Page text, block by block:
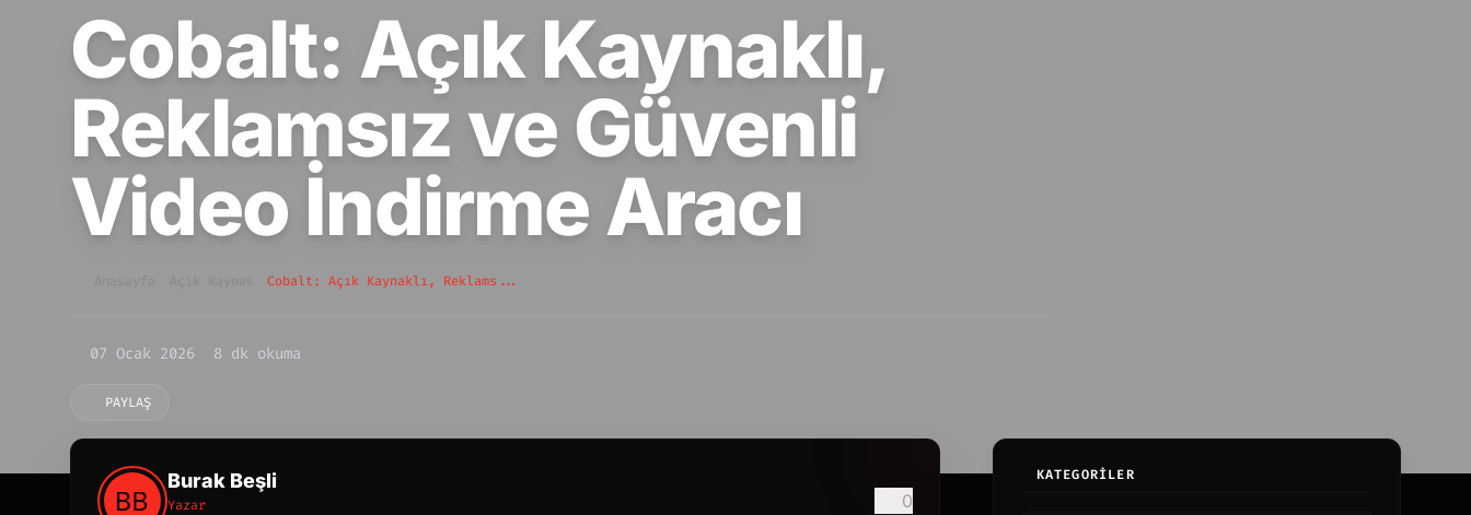
Cobalt: Açık Kaynaklı,
Reklamsız ve Güvenli
Video İndirme Aracı
Cobalt: Açık Kaynaklı, Reklams...
07 Ocak 2026 8 dk okuma
PAYLAŞ
Burak Beşli
Yazar 0
KATEGORİLER